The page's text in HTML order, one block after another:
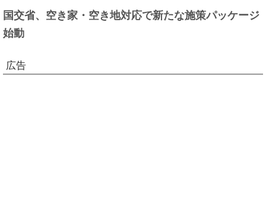
国交省、空き家・空き地対応で新たな施策パッケージ
始動
広告